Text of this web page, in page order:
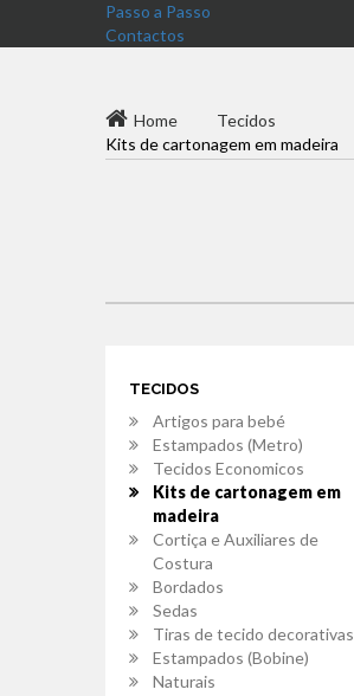
Passo a Passo
Contactos
Home
Tecidos
Kits de cartonagem em madeira
TECIDOS
Artigos para bebé
Estampados (Metro)
Tecidos Economicos
Kits de cartonagem em
madeira
Cortiça e Auxiliares de
Costura
Bordados
Sedas
Tiras de tecido decorativas
Estampados (Bobine)
Naturais